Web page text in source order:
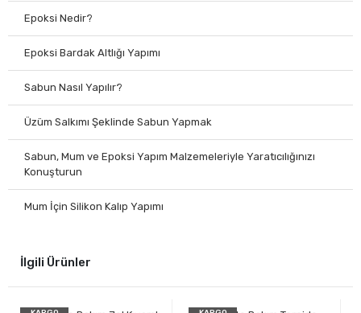
Epoksi Nedir?
Epoksi Bardak Altlığı Yapımı
Sabun Nasıl Yapılır?
Üzüm Salkımı Şeklinde Sabun Yapmak
Sabun, Mum ve Epoksi Yapım Malzemeleriyle Yaratıcılığınızı
Konuşturun
Mum İçin Silikon Kalıp Yapımı
İlgili Ürünler